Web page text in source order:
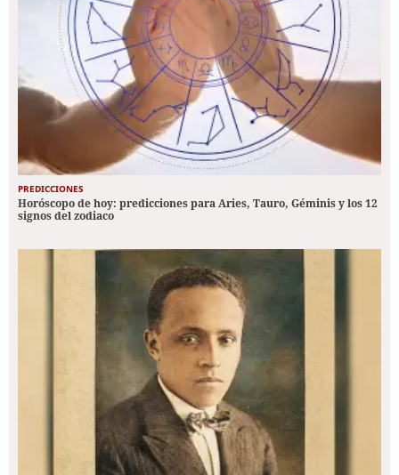
PREDICCIONES
Horóscopo de hoy: predicciones para Aries, Tauro, Géminis y los 12
signos del zodiaco